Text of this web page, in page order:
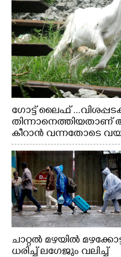
ഗോട്ട് ലൈഫ്
തിന്നാനെത്തിയതാണ്
കീറാൻ വന്നതോടെ
വേണ്ടിയായി ഓട്ടം.
നിന്നുള്ള കാഴ്ച
ചാറ്റൽ മഴയിൽ
ധരിച്ച് ലഗേജും വലിച്ച്